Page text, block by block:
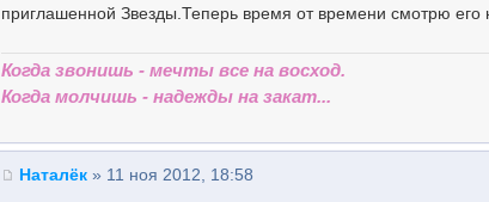
приглашенной Звезды.Теперь время от времени смотрю его
Когда звонишь - мечты все на восход.
Когда молчишь - надежды на закат...
Наталёк » 11 ноя 2012, 18:58